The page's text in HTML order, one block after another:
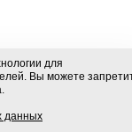
для
Вы можете
данных